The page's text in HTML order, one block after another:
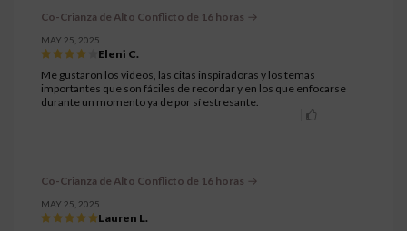
Co-Crianza de Alto Conflicto de 16 horas
MAY 25, 2025
Eleni C.
Me gustaron los videos, las citas inspiradoras y los temas
importantes que son fáciles de recordar y en los que enfocarse
durante un momento ya de por sí estresante.
Co-Crianza de Alto Conflicto de 16 horas
MAY 25, 2025
Lauren L.